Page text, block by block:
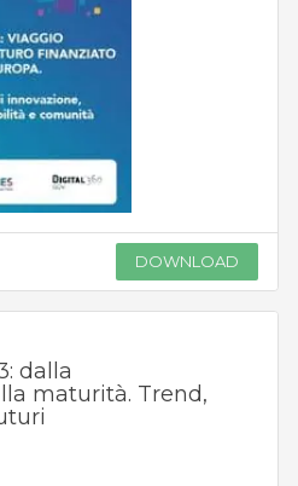
DOWNLOAD
dalla
maturità. Trend,